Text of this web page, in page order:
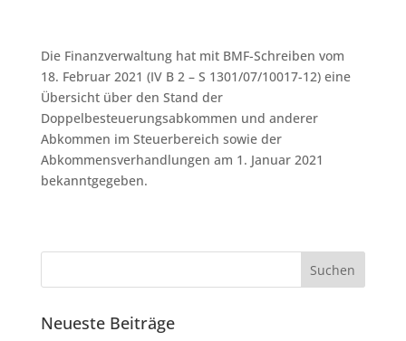
Die Finanzverwaltung hat mit BMF-Schreiben vom
18. Februar 2021 (IV B 2 – S 1301/07/10017-12) eine
Übersicht über den Stand der
Doppelbesteuerungsabkommen und anderer
Abkommen im Steuerbereich sowie der
Abkommensverhandlungen am 1. Januar 2021
bekanntgegeben.
Neueste Beiträge